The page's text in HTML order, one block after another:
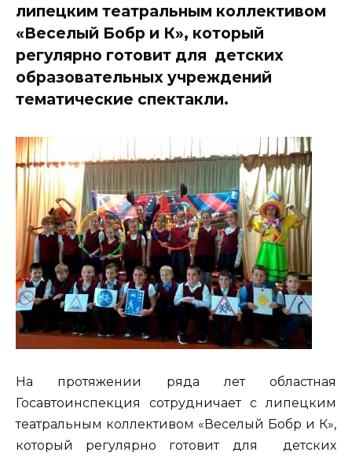
липецким театральным коллективом
«Веселый Бобр и К», который
регулярно готовит для детских
образовательных учреждений
тематические спектакли.
На протяжении ряда лет областная
Госавтоинспекция сотрудничает с липецким
театральным коллективом «Веселый Бобр и К»,
который регулярно готовит для детских